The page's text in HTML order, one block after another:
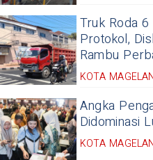
Truk Roda
Protokol,
Rambu
KOTA
Angka
Didominasi
KOTA